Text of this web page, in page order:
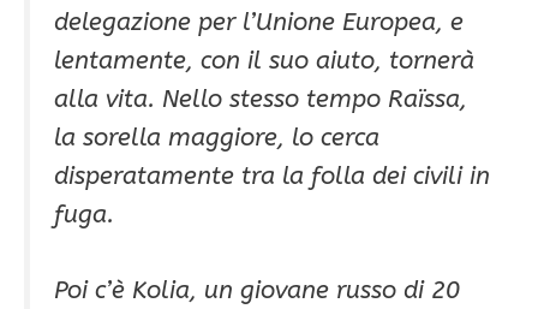
delegazione per l’Unione Europea, e
lentamente, con il suo aiuto, tornerà
alla vita. Nello stesso tempo Raïssa,
la sorella maggiore, lo cerca
disperatamente tra la folla dei civili in
fuga.
Poi c’è Kolia, un giovane russo di 20